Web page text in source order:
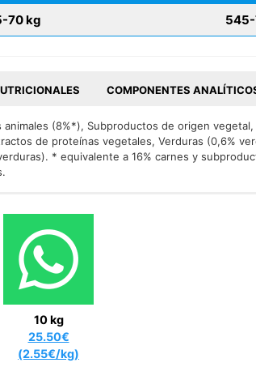
70 kg
COMPONENTES
(8%*), Subproductos de origen
de proteínas vegetales, Verduras (0,6%
* equivalente a 16% carnes y
de calcio anhidro: (I: 1,8); Sulfato cúprico
(Mn: 5,6); Sulfato de zinc
y antioxidantes *Sin colorantes
10 kg
25.50€
(2.55€/kg)